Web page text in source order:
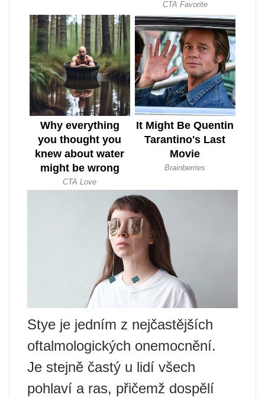
Stye je jedním z nejčastějších
oftalmologických onemocnění.
Je stejně častý u lidí všech
pohlaví a ras, přičemž dospělí